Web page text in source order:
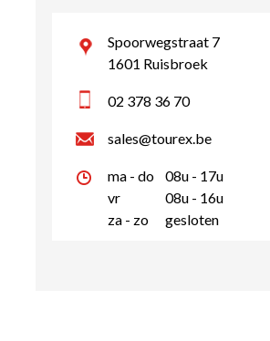
Spoorwegstraat 7
1601 Ruisbroek
02 378 36 70
sales@tourex.be
ma - do
08u - 17u
vr
08u - 16u
za - zo
gesloten